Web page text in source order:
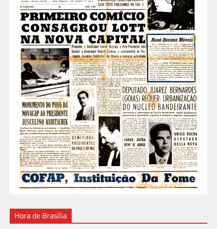
Hora de Brasília